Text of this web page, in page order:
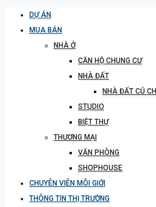
DỰ ÁN
MUA BÁN
NHÀ Ở
CĂN HỘ CHUNG CƯ
NHÀ ĐẤT
NHÀ ĐẤT CỦ CHI
STUDIO
BIỆT THỰ
THƯƠNG MẠI
VĂN PHÒNG
SHOPHOUSE
CHUYÊN VIÊN MÔI GIỚI
THÔNG TIN THỊ TRƯỜNG